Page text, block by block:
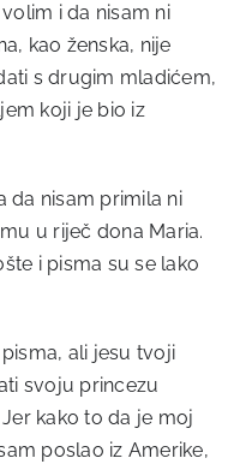
i da nisam ni
kao ženska, nije
s drugim mladićem,
koji je bio iz
da nisam primila ni
u riječ dona Maria.
i pisma su se lako
ali jesu tvoji
svoju princezu
kako to da je moj
poslao iz Amerike,